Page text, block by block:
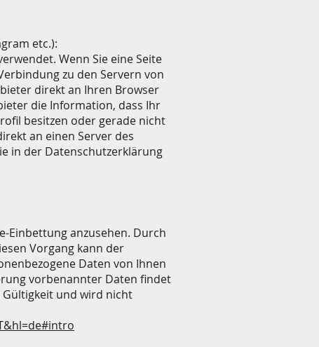
etc.):
Wenn Sie eine Seite
zu den Servern von
direkt an Ihren Browser
die Information, dass Ihr
besitzen oder gerade nicht
an einen Server des
in der Datenschutzerklärung
Einbettung anzusehen. Durch
Vorgang kann der
Daten von Ihnen
vorbenannter Daten findet
und wird nicht